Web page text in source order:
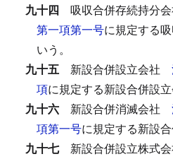
九十四 吸収合併存続持分
第一項第一号に規定する
いう。
九十五 新設合併設立会社
項に規定する新設合併設立
九十六 新設合併消滅会社
項第一号に規定する新設
九十七 新設合併設立株式